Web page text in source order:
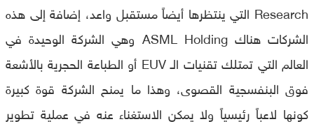
Research التي ينتظرها أيضاً مستقبل واعد، إضافة إلى هذه
الشركات هناك ASML Holding وهي الشركة الوحيدة في
العالم التي تمتلك تقنيات الـ EUV أو الطباعة الحجرية بالأشعة
فوق البنفسجية القصوى، وهذا ما يمنح الشركة قوة كبيرة
كونها لاعباً رئيسياً ولا يمكن الاستغناء عنه في عملية تطوير